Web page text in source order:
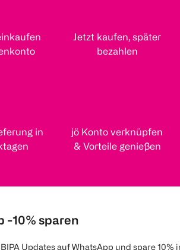
Jetzt kaufen, später
bezahlen
in
jö Konto verknüpfen
& Vorteile genießen
-10% sparen
Updates auf WhatsApp und spare 10%